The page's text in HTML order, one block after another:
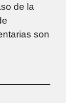
de la
son